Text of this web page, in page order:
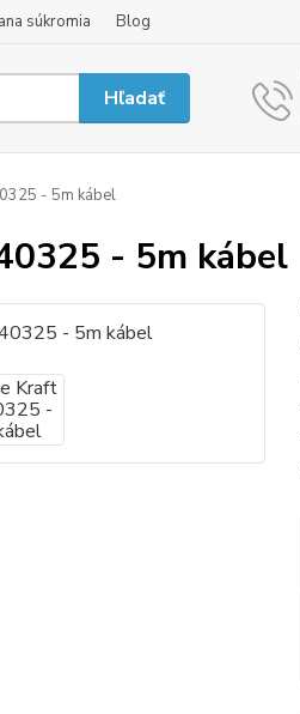
súkromia Blog
Hľadať
- 5m kábel
- 5m kábel